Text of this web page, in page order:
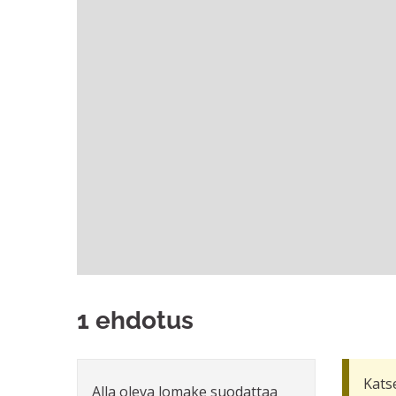
1 ehdotus
Alla oleva lomake suodattaa